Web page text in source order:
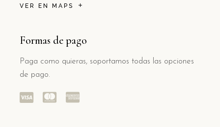
VER EN MAPS
Formas de pago
Paga como quieras, soportamos todas las opciones
de pago.